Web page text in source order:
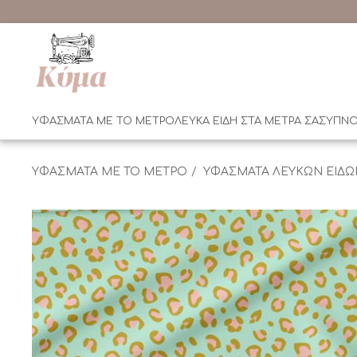
ΥΦΑΣΜΑΤΑ ΜΕ ΤΟ ΜΕΤΡΟΛΕΥΚΑ ΕΙΔΗ ΣΤΑ ΜΕΤΡΑ ΣΑΣ
ΥΦΑΣΜΑΤΑ ΜΕ ΤΟ ΜΕΤΡΟ ΥΦΑΣΜΑΤΑ ΛΕΥΚΩΝ